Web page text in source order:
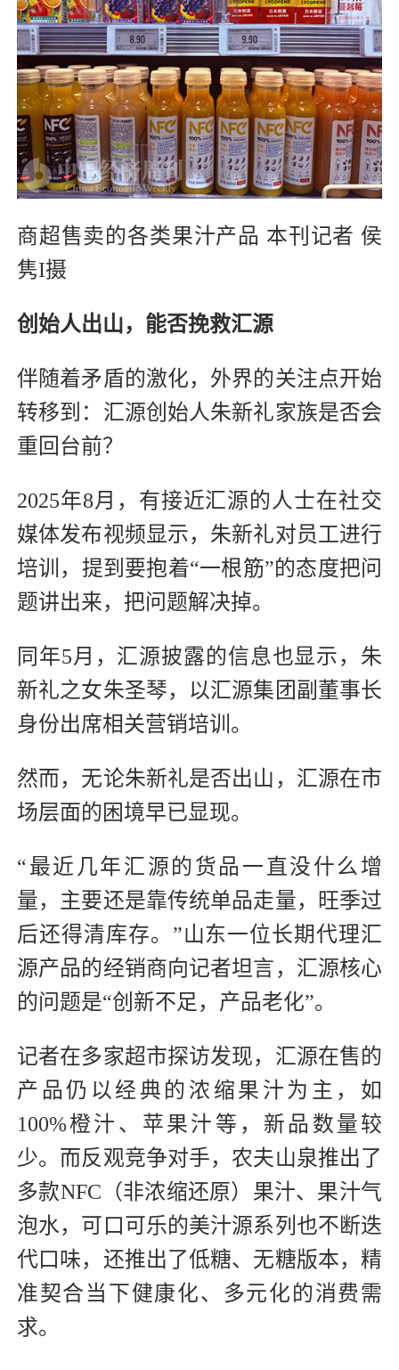
商超售卖的各类果汁产品 本刊记者 侯
隽I摄
创始人出山，能否挽救汇源
伴随着矛盾的激化，外界的关注点开始
转移到：汇源创始人朱新礼家族是否会
重回台前？
2025年8月，有接近汇源的人士在社交
媒体发布视频显示，朱新礼对员工进行
培训，提到要抱着“一根筋”的态度把问
题讲出来，把问题解决掉。
同年5月，汇源披露的信息也显示，朱
新礼之女朱圣琴，以汇源集团副董事长
身份出席相关营销培训。
然而，无论朱新礼是否出山，汇源在市
场层面的困境早已显现。
“最近几年汇源的货品一直没什么增
量，主要还是靠传统单品走量，旺季过
后还得清库存。”山东一位长期代理汇
源产品的经销商向记者坦言，汇源核心
的问题是“创新不足，产品老化”。
记者在多家超市探访发现，汇源在售的
产品仍以经典的浓缩果汁为主，如
100%橙汁、苹果汁等，新品数量较
少。而反观竞争对手，农夫山泉推出了
多款NFC（非浓缩还原）果汁、果汁气
泡水，可口可乐的美汁源系列也不断迭
代口味，还推出了低糖、无糖版本，精
准契合当下健康化、多元化的消费需
求。